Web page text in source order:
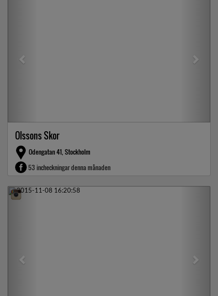
Olssons Skor
Odengatan 41, Stockholm
53 incheckningar denna månaden
Previous